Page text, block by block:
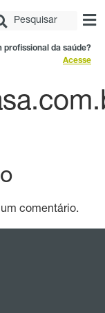
profissional da saúde?
Acesse
comentário.